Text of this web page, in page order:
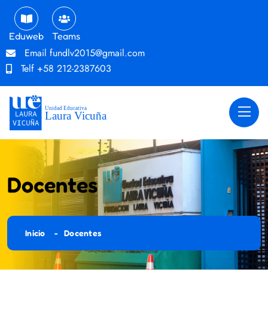
Eduweb Teams
Email fundlv2015@gmail.com
Telf +58 212-2387603
Docentes
Inicio Docentes